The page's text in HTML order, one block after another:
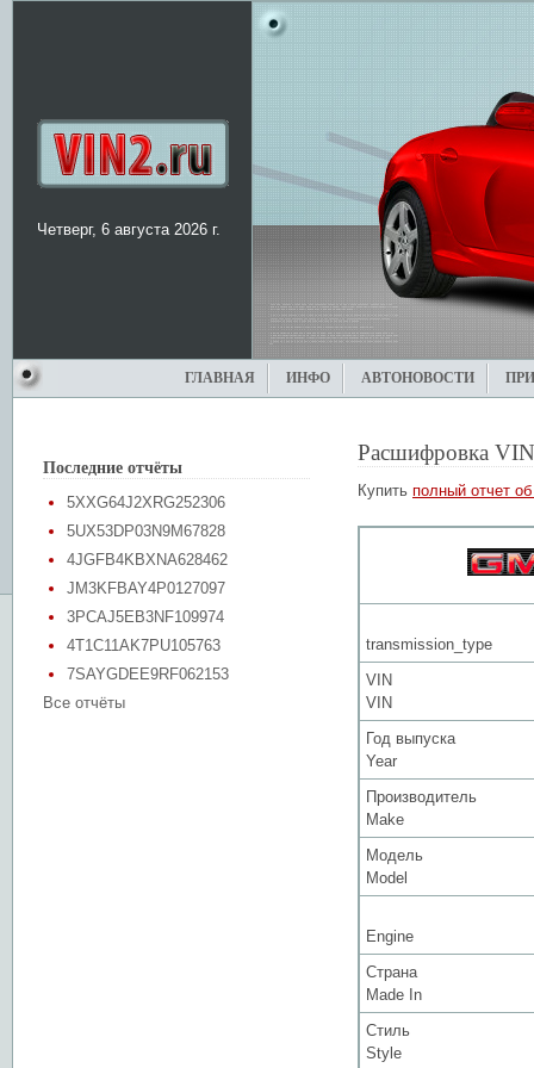
Четверг, 6 августа 2026 г.
ГЛАВНАЯ ИНФО АВТОНОВОСТИ
Последние отчёты
5XXG64J2XRG252306
5UX53DP03N9M67828
4JGFB4KBXNA628462
JM3KFBAY4P0127097
3PCAJ5EB3NF109974
4T1C11AK7PU105763
7SAYGDEE9RF062153
Все отчёты
Расшифровка
Купить полный отчет
transmission_type
VIN
VIN
Год выпуска
Year
Производитель
Make
Модель
Model
Engine
Страна
Made In
Стиль
Style